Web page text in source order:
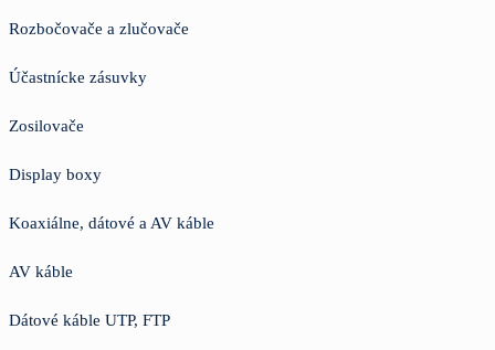
Rozbočovače a zlučovače
Účastnícke zásuvky
Zosilovače
Display boxy
Koaxiálne, dátové a AV káble
AV káble
Dátové káble UTP, FTP